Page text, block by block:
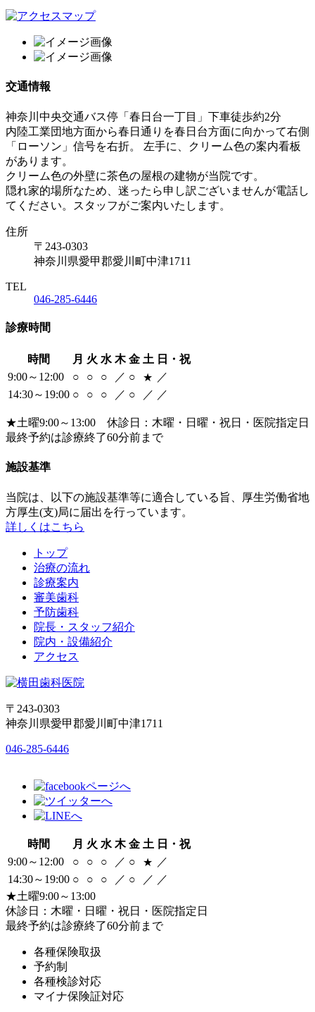
交通情報
神奈川中央交通バス停「春日台一丁目」下車徒歩約2分
内陸工業団地方面から春日通りを春日台方面に向かって右側
「ローソン」 信号を右折。 左手に、クリーム色の案内看板
があります。
クリーム色の外壁に茶色の屋根の建物が当院です。
隠れ家的場所なため、迷ったら申し訳ございませんが電話し
てください。スタッフがご案内いたします。
住所
〒243-0303
神奈川県愛甲郡愛川町中津1711
TEL
046-285-6446
診療時間
時間 月 火 水 木 金 土 日・祝
9:00～12:00
○ ○ ○ ／ ○ ★ ／
14:30～19:00 ○ ○ ○ ／ ○ ／ ／
★土曜9:00～13:00 休診日：木曜・日曜・祝日・医院指定日
最終予約は診療終了60分前まで
施設基準
当院は、以下の施設基準等に適合している旨、厚生労働省地
方厚生(支)局に届出を行っています。
詳しくはこちら
トップ
治療の流れ
診療案内
審美歯科
予防歯科
院長・スタッフ紹介
院内・設備紹介
アクセス
〒243-0303
神奈川県愛甲郡愛川町中津1711
046-285-6446
時間 月 火 水 木 金 土 日・祝
9:00～12:00
○ ○ ○ ／ ○ ★ ／
14:30～19:00 ○ ○ ○ ／ ○ ／ ／
★土曜9:00～13:00
休診日：木曜・日曜・祝日・医院指定日
最終予約は診療終了60分前まで
各種保険取扱
予約制
各種検診対応
マイナ保険証対応